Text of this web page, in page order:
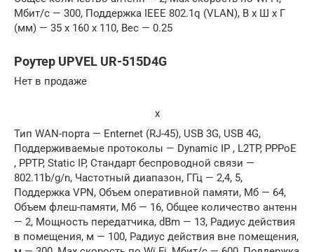
Мбит/с — 300, Поддержка IEEE 802.1q (VLAN), В x Ш x Г
(мм) — 35 x 160 x 110, Вес — 0.25
Роутер UPVEL UR-515D4G
Нет в продаже
x
Тип WAN-порта — Enternet (RJ-45), USB 3G, USB 4G,
Поддерживаемые протоколы — Dynamic IP , L2TP, PPPoE
, PPTP, Static IP, Стандарт беспроводной связи —
802.11b/g/n, Частотный диапазон, ГГц — 2,4, 5,
Поддержка VPN, Объем оперативной памяти, Мб — 64,
Объем флеш-памяти, Мб — 16, Общее количество антенн
— 2, Мощность передатчика, dBm — 13, Радиус действия
в помещения, м — 100, Радиус действия вне помещения,